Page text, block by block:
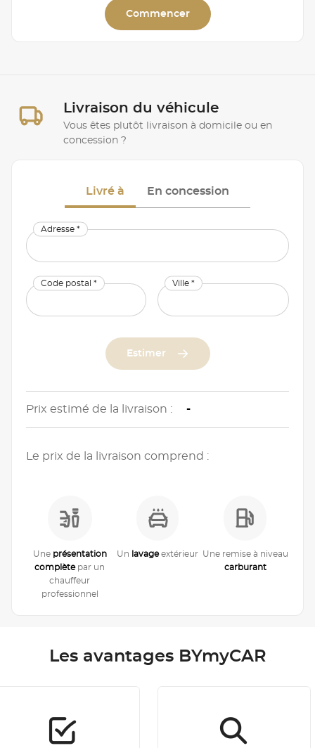
Commencer
Livraison du véhicule
Vous êtes plutôt livraison à domicile ou en
concession ?
Livré à En concession
Adresse *
Code postal * Ville *
Estimer
Prix estimé de la livraison : -
Le prix de la livraison comprend :
Une présentation
complètepar un
chauffeur
professionnel
Un lavageextérieur Une remise à niveau
carburant
Les avantages BYmyCAR